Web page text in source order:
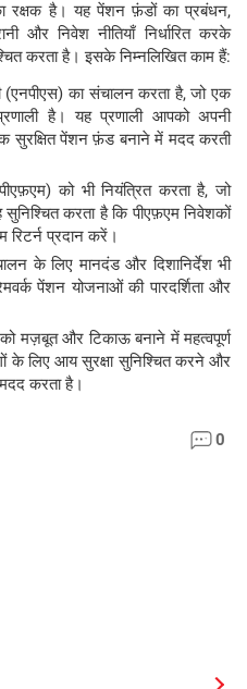
रक्षक है। यह पेंशन फ़ंडों का प्रबंधन,
और निवेश नीतियाँ निर्धारित करके
करता है। इसके निम्नलिखित काम हैं:
(एनपीएस) का संचालन करता है, जो एक
है। यह प्रणाली आपको अपनी
सुरक्षित पेंशन फ़ंड बनाने में मदद करती
को भी नियंत्रित करता है, जो
करता है कि पीएफ़एम निवेशकों
प्रदान करें।
के लिए मानदंड और दिशानिर्देश भी
पेंशन योजनाओं की पारदर्शिता और
मज़बूत और टिकाऊ बनाने में महत्वपूर्ण
के लिए आय सुरक्षा सुनिश्चित करने और
करता है।
0